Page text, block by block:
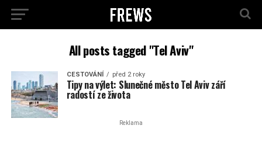
All posts tagged "Tel Aviv"
CESTOVÁNÍ před 2 roky
Tipy na výlet: Slunečné město Tel Aviv září
radostí ze života
Reklama